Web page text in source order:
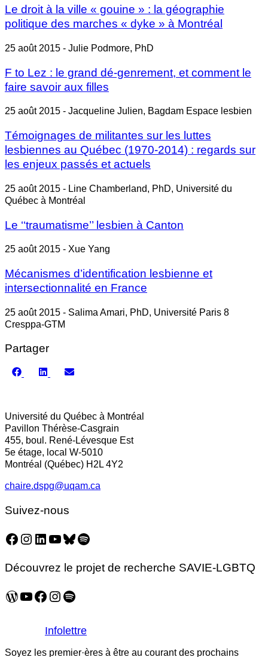
Le droit à la ville « gouine » : la géographie
politique des marches « dyke » à Montréal
25 août 2015 - Julie Podmore, PhD
F to Lez : le grand dé-genrement, et comment le
faire savoir aux filles
25 août 2015 - Jacqueline Julien, Bagdam Espace lesbien
Témoignages de militantes sur les luttes
lesbiennes au Québec (1970-2014) : regards sur
les enjeux passés et actuels
25 août 2015 - Line Chamberland, PhD, Université du
Québec à Montréal
Le ‘‘traumatisme’’ lesbien à Canton
25 août 2015 - Xue Yang
Mécanismes d’identification lesbienne et
intersectionnalité en France
25 août 2015 - Salima Amari, PhD, Université Paris 8
Cresppa-GTM
Partager
Share
ShareShare
Université du Québec à Montréal
Pavillon Thérèse-Casgrain
455, boul. René-Lévesque Est
5e étage, local W-5010
Montréal (Québec) H2L 4Y2
chaire.dspg@uqam.ca
Suivez-nous
Facebook
Instagram
LinkedIn
YouTube
Bluesky
Spotify
Découvrez le projet de recherche SAVIE-LGBTQ
WordPress
YouTube
Facebook
Instagram
Spotify
Infolettre
Soyez les premier·ères à être au courant des prochains